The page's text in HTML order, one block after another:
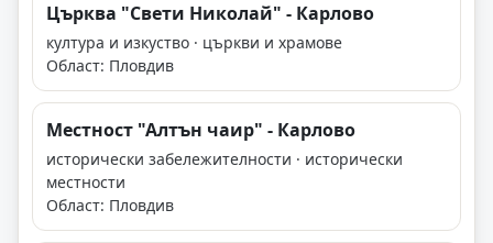
Църква "Свети Николай" - Карлово
култура и изкуство · църкви и храмове
Област: Пловдив
Местност "Алтън чаир" - Карлово
исторически забележителности · исторически
местности
Област: Пловдив